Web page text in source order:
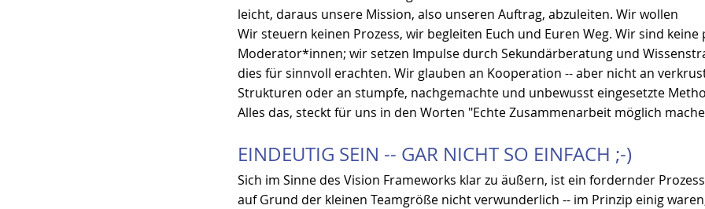
leicht, daraus unsere Mission, also unseren Auftrag, abzuleiten. Wir wollen
Wir steuern keinen Prozess, wir begleiten Euch und Euren Weg. Wir sind keine
Moderator*innen; wir setzen Impulse durch Sekundärberatung und
dies für sinnvoll erachten. Wir glauben an Kooperation -- aber nicht an
Strukturen oder an stumpfe, nachgemachte und unbewusst eingesetzte
Alles das, steckt für uns in den Worten "Echte Zusammenarbeit möglich
EINDEUTIG SEIN -- GAR NICHT SO EINFACH ;-)
Sich im Sinne des Vision Frameworks klar zu äußern, ist ein fordernder
auf Grund der kleinen Teamgröße nicht verwunderlich -- im Prinzip einig